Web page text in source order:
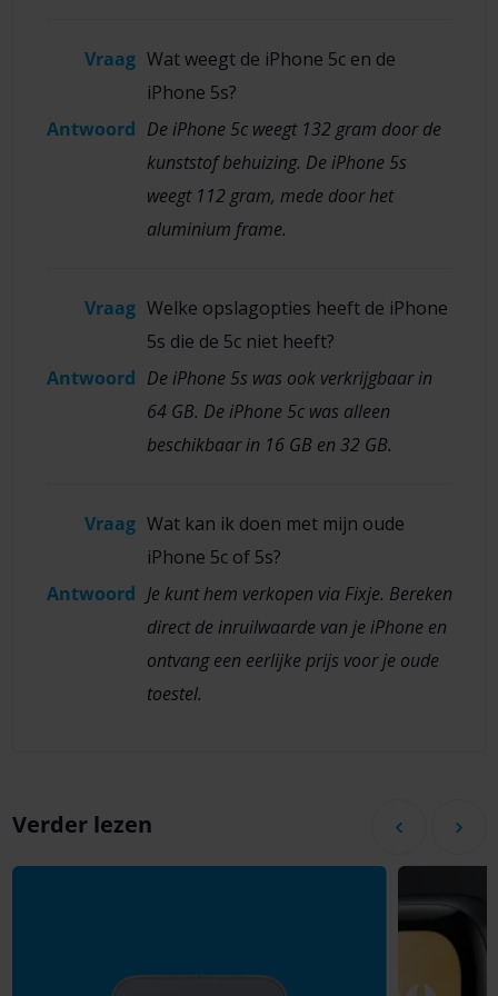
Vraag Wat weegt de iPhone 5c en de
iPhone 5s?
Antwoord De iPhone 5c weegt 132 gram door de
kunststof behuizing. De iPhone 5s
weegt 112 gram, mede door het
aluminium frame.
Vraag Welke opslagopties heeft de iPhone
5s die de 5c niet heeft?
Antwoord De iPhone 5s was ook verkrijgbaar in
64 GB. De iPhone 5c was alleen
beschikbaar in 16 GB en 32 GB.
Vraag Wat kan ik doen met mijn oude
iPhone 5c of 5s?
Antwoord Je kunt hem verkopen via Fixje. Bereken
direct de inruilwaarde van je iPhone en
ontvang een eerlijke prijs voor je oude
toestel.
Verder lezen